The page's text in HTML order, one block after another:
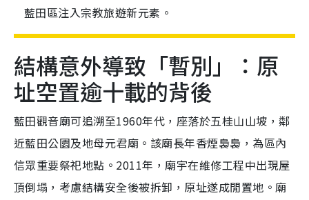
藍田區注入宗教旅遊新元素。
結構意外導致「暫別」：原
址空置逾十載的背後
藍田觀音廟可追溯至1960年代，座落於五桂山山坡，鄰
近藍田公園及地母元君廟。該廟長年香煙裊裊，為區內
信眾重要祭祀地點。2011年，廟宇在維修工程中出現屋
頂倒塌，考慮結構安全後被拆卸，原址遂成閒置地。廟